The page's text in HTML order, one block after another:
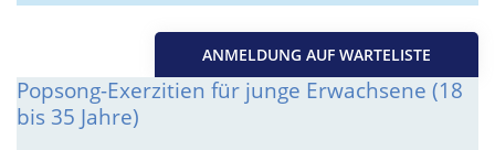
ANMELDUNG AUF WARTELISTE
Popsong-Exerzitien für junge Erwachsene (18
bis 35 Jahre)